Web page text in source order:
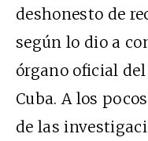
deshonesto de
según lo dio a
órgano oficial
Cuba. A los
de las